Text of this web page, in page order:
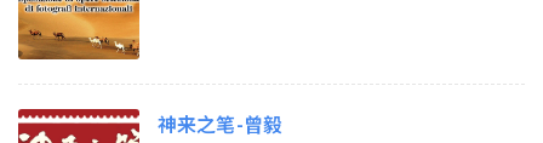
神来之笔-曾毅